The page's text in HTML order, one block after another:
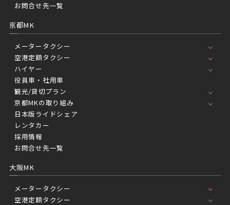
お問合せ先一覧
京都MK
メータータクシー
空港定額タクシー
ハイヤー
役員車・社用車
観光/貸切プラン
京都MKの取り組み
日本版ライドシェア
レンタカー
採用情報
お問合せ先一覧
大阪MK
メータータクシー
空港定額タクシー